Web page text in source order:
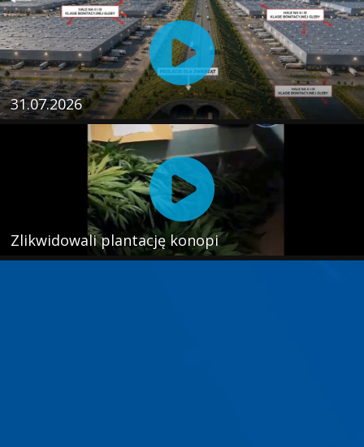
31.07.2026
Zlikwidowali plantację konopi